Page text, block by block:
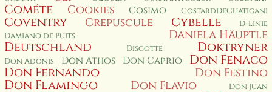
Cométe Cookies Cosimo CostardDeChatigani
Coventry Crepuscule Cybelle
D-Linie
Damiano de Puits
Daniela Häuptle
Deutschland Discotte Doktryner
Don Adonis Don Athos Don Caprio
Don Fenaco
Don Fernando
Don Festino
Don Flamingo Don Flavio Don Juan